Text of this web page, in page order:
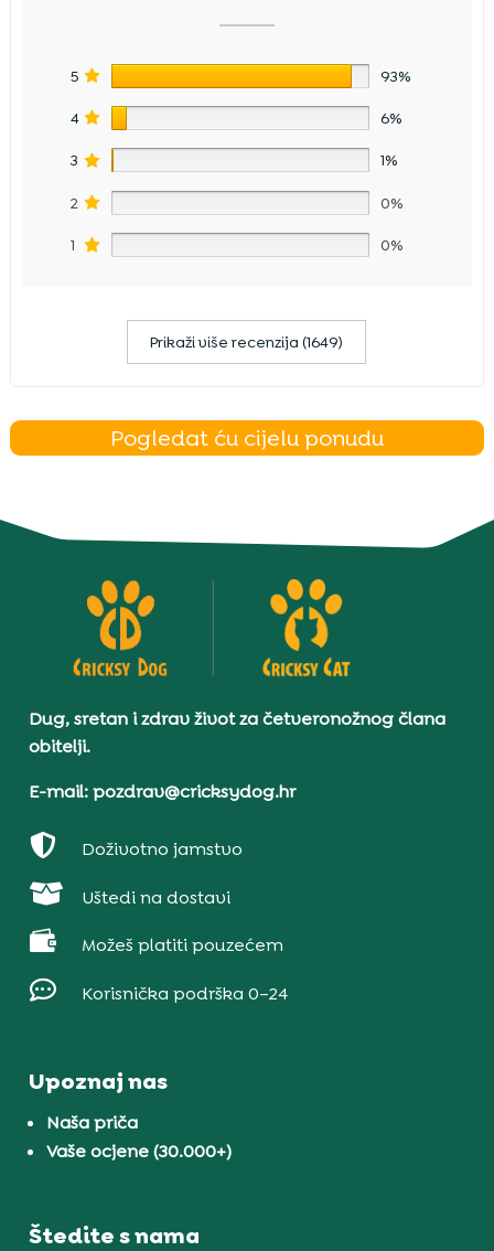
5 93%
4 6%
3 1%
2 0%
1 0%
Prikaži više recenzija (1649)
Pogledat ću cijelu ponudu
Dug, sretan i zdrav život za četveronožnog člana
obitelji.
E-mail: pozdrav@cricksydog.hr
 Doživotno jamstvo
 Uštedi na dostavi
 Možeš platiti pouzećem
 Korisnička podrška 0–24
Upoznaj nas
Naša priča
Vaše ocjene (30.000+)
Štedite s nama